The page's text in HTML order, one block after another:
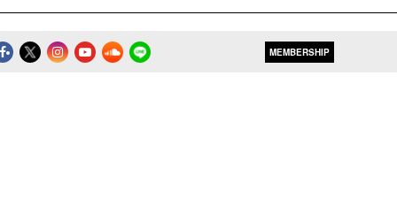
MEMBERSHIP